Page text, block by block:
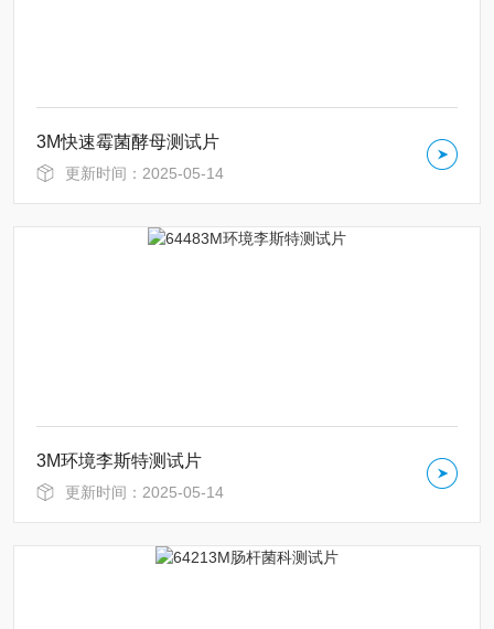
3M快速霉菌酵母测试片
更新时间：2025-05-14
3M环境李斯特测试片
更新时间：2025-05-14